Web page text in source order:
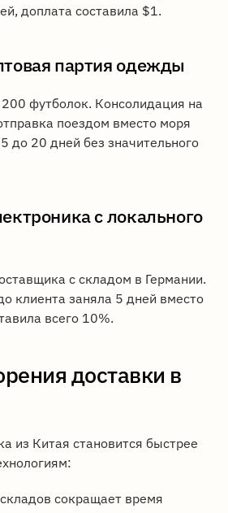
доплата составила $1.
партия одежды
футболок. Консолидация на
поездом вместо моря
до 20 дней без значительного
с локального
с складом в Германии.
клиента заняла 5 дней вместо
всего 10%.
доставки в
из Китая становится быстрее
сокращает время